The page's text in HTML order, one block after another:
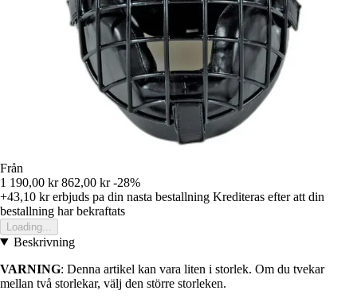
Från
1 190,00 kr 862,00 kr -28%
+43,10 krerbjuds pa din nasta bestallning Krediteras efter att din
bestallning har bekraftats
Loading...
Beskrivning
VARNING: Denna artikel kan vara liten i storlek. Om du tvekar
mellan två storlekar, välj den större storleken.